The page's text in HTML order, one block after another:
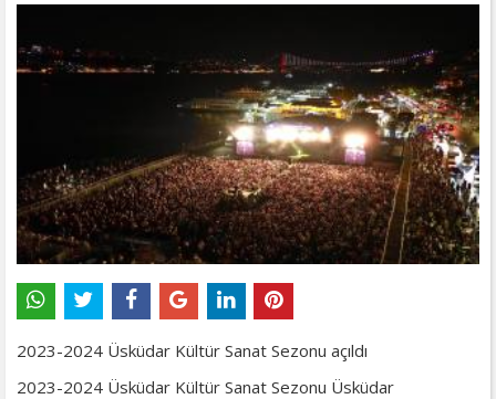
2023-2024 Üsküdar Kültür Sanat Sezonu açıldı
2023-2024 Üsküdar Kültür Sanat Sezonu Üsküdar